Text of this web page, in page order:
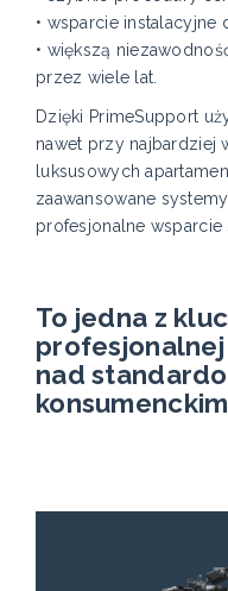
• wsparcie instalacyjne
• większą
przez wiele lat.
Dzięki PrimeSupport
nawet przy najbardziej
luksusowych
zaawansowane
profesjonalne wsparcie
To jedna z
profesjonalnej
nad